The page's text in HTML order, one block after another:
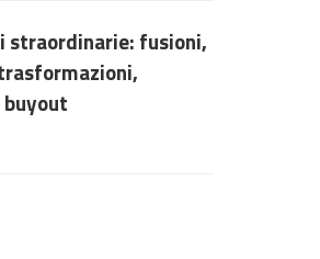
straordinarie: fusioni,